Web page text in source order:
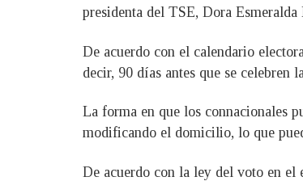
presidenta del TSE, Dora Esmeralda
De acuerdo con el calendario
decir, 90 días antes que se celebren
La forma en que los connacionales
modificando el domicilio, lo que
De acuerdo con la ley del voto en el